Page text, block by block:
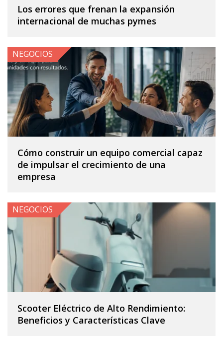
Los errores que frenan la expansión
internacional de muchas pymes
Cómo construir un equipo comercial capaz
de impulsar el crecimiento de una
empresa
NEGOCIOS
Scooter Eléctrico de Alto Rendimiento:
Beneficios y Características Clave
NEGOCIOS